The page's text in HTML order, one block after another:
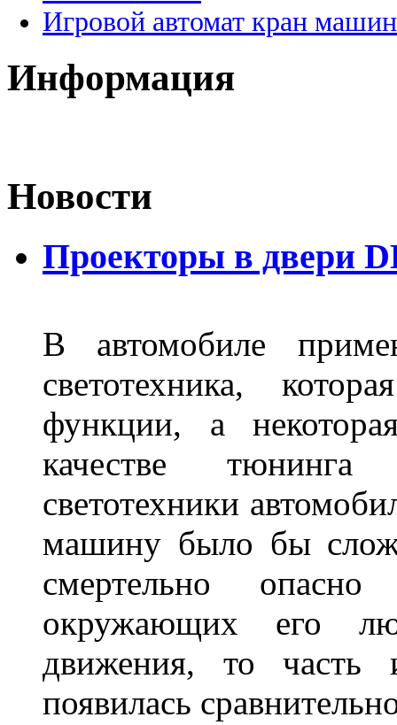
Игровой автомат кран
Информация
Новости
Проекторы в двери
В автомобиле
светотехника,
функции, а
качестве
светотехники
машину было бы
смертельно
окружающих его
движения, то часть
появилась